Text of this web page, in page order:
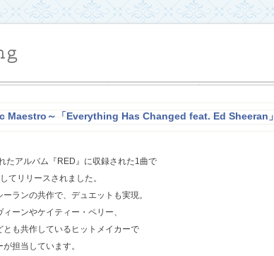
Maestro～「Everything Has Changed feat. Ed Sheeran」
たアルバム『RED』に収録された1曲で
てリリースされました。
ランの共作で、デュエットも実現。
ーンやケイティー・ペリー、
も共作しているヒットメイカーで
担当しています。